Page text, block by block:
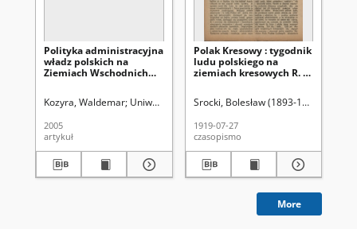
Polityka administracyjna
władz polskich na
Ziemiach Wschodnich
Kozyra, Waldemar Uniwersytet Marii Curie-Skłodowskiej (Lublin)
2005
artykuł
Polak Kresowy : tygodnik
ludu polskiego na
ziemiach kresowych R. 1,
Srocki, Bolesław (1893-1954). Red.
1919-07-27
czasopismo
More